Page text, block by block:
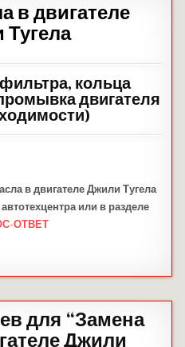
в двигателе
кольца
двигателя
в двигателе Джили Тугела
или в разделе
ОТВЕТ
для “Замена
Джили